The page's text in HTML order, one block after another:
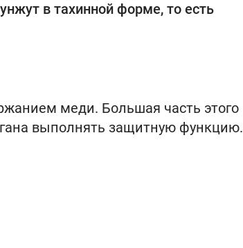
в тахинной форме, то есть
меди. Большая часть этого
выполнять защитную функцию.